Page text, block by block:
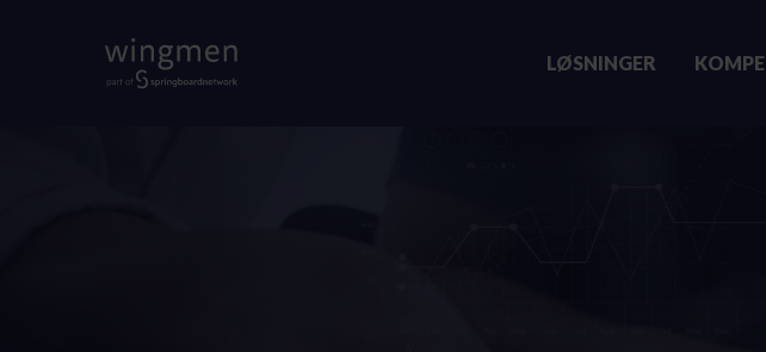
LØSNINGER